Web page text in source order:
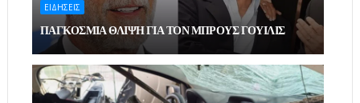
ΕΙΔΗΣΕΙΣ
ΠΑΓΚΟΣΜΙΑ ΘΛΙΨΗ ΓΙΑ ΤΟΝ ΜΠΡΟΥΣ ΓΟΥΙΛΙΣ